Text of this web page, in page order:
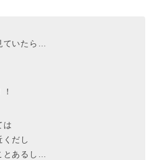
ていたら…
は
くだし
とあるし…